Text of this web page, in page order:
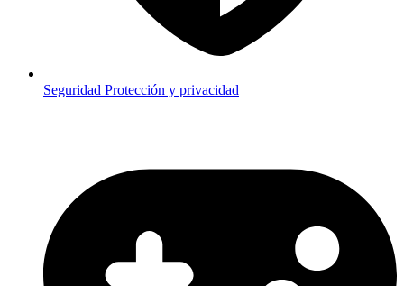
Seguridad Protección y privacidad